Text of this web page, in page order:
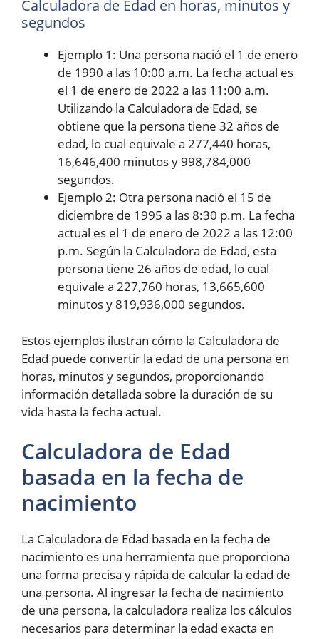
Calculadora de Edad en horas, minutos y
segundos
Ejemplo 1: Una persona nació el 1 de enero
de 1990 a las 10:00 a.m. La fecha actual es
el 1 de enero de 2022 a las 11:00 a.m.
Utilizando la Calculadora de Edad, se
obtiene que la persona tiene 32 años de
edad, lo cual equivale a 277,440 horas,
16,646,400 minutos y 998,784,000
segundos.
Ejemplo 2: Otra persona nació el 15 de
diciembre de 1995 a las 8:30 p.m. La fecha
actual es el 1 de enero de 2022 a las 12:00
p.m. Según la Calculadora de Edad, esta
persona tiene 26 años de edad, lo cual
equivale a 227,760 horas, 13,665,600
minutos y 819,936,000 segundos.
Estos ejemplos ilustran cómo la Calculadora de
Edad puede convertir la edad de una persona en
horas, minutos y segundos, proporcionando
información detallada sobre la duración de su
vida hasta la fecha actual.
Calculadora de Edad
basada en la fecha de
nacimiento
La Calculadora de Edad basada en la fecha de
nacimiento es una herramienta que proporciona
una forma precisa y rápida de calcular la edad de
una persona. Al ingresar la fecha de nacimiento
de una persona, la calculadora realiza los cálculos
necesarios para determinar la edad exacta en